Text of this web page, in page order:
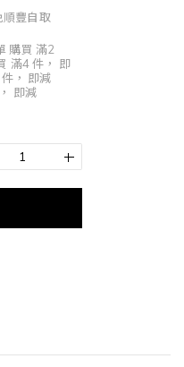
豐自取
購買 滿2
滿4 件， 即
， 即減
即減